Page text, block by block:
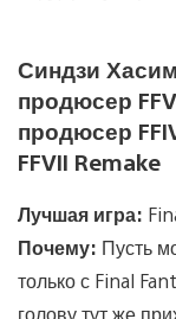
Синдзи
продюсер
продюсер
FFVII Remake
Лучшая игра:
Почему: Пусть
только с Final